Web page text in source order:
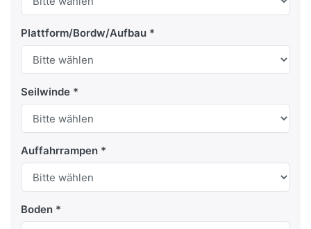
Plattform/Bordw/Aufbau
Seilwinde
Auffahrrampen
Boden